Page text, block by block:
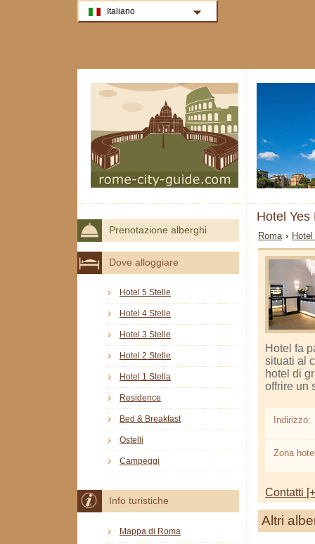
Hotel Yes
Roma ›
Hotel fa
situati al
hotel di
offrire un
Indirizzo:
Zona
Contatti
Altri
Prenotazione alberghi
Dove alloggiare
Hotel 5 Stelle
Hotel 4 Stelle
Hotel 3 Stelle
Hotel 2 Stelle
Hotel 1 Stella
Residence
Bed & Breakfast
Ostelli
Campeggi
Info turistiche
Mappa di Roma
Italiano